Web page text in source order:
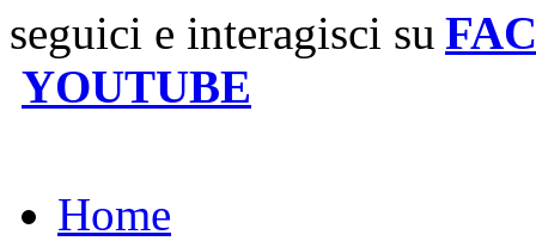
seguici e interagisci su
YOUTUBE
Home